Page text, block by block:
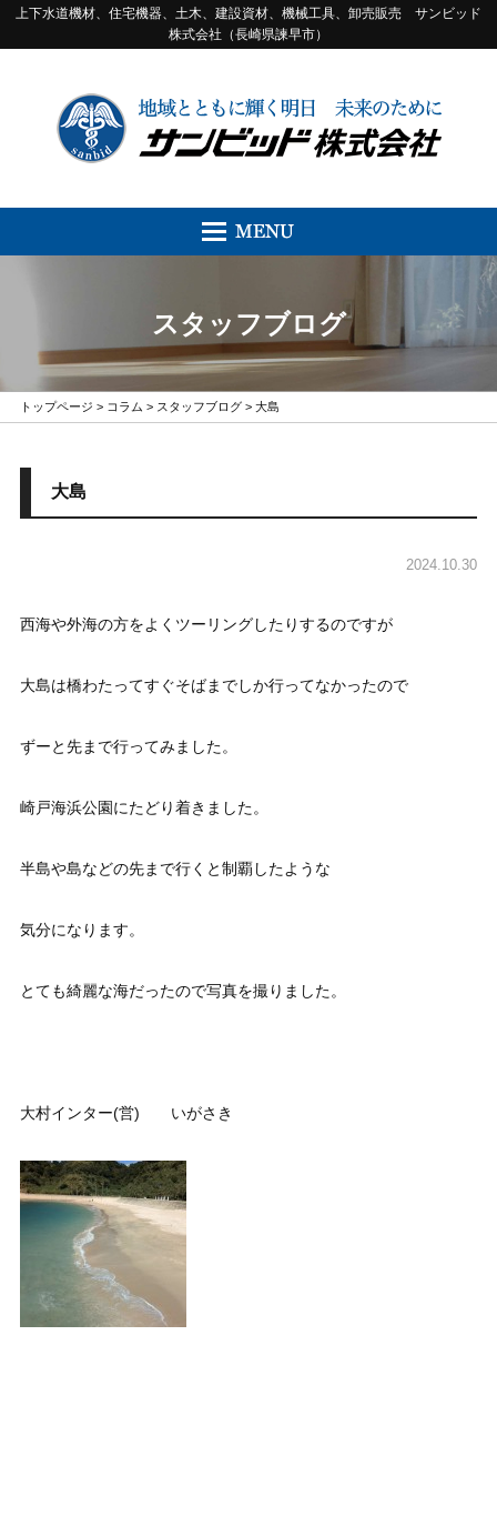
上下水道機材、住宅機器、土木、建設資材、機械工具、卸売販売 サンビッド
株式会社（長崎県諫早市）
スタッフブログ
トップページ > コラム > スタッフブログ> 大島
大島
2024.10.30
西海や外海の方をよくツーリングしたりするのですが
大島は橋わたってすぐそばまでしか行ってなかったので
ずーと先まで行ってみました。
崎戸海浜公園にたどり着きました。
半島や島などの先まで行くと制覇したような
気分になります。
とても綺麗な海だったので写真を撮りました。
大村インター(営) いがさき